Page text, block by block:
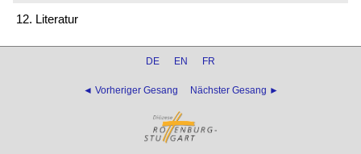
12. Literatur
DE EN FR
◄ Vorheriger Gesang Nächster Gesang ►